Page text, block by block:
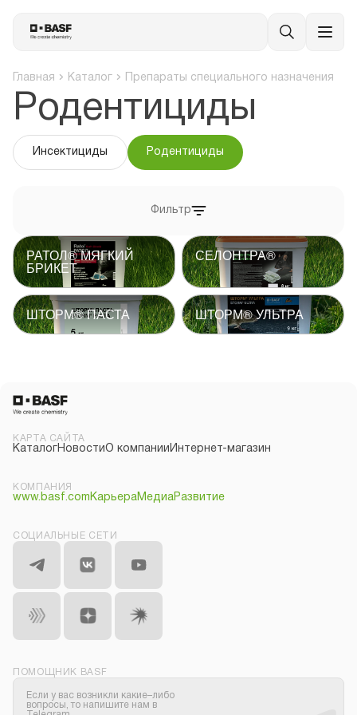
Главная Каталог Препараты специального назначения
Родентициды
Инсектициды Родентициды
Фильтр
РАТОЛ® МЯГКИЙ
БРИКЕТ
СЕЛОНТРА®
ШТОРМ® ПАСТА ШТОРМ® УЛЬТРА
КАРТА САЙТА
КаталогНовостиО компании Интернет-магазин
КОМПАНИЯ
www.basf.com КарьераМедиаРазвитие
СОЦИАЛЬНЫЕ СЕТИ
ПОМОЩНИК BASF
Если у вас возникли какие–либо
вопросы, то напишите нам в